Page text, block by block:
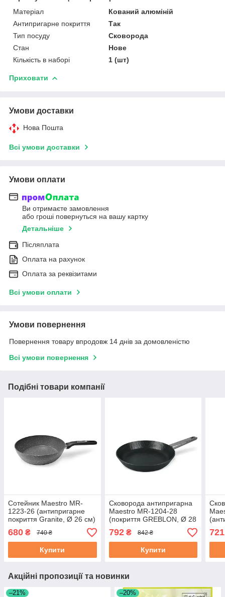
Матеріал
Кований алюміній
Антипригарне покриття
Так
Тип посуду
Сковорода
Стан
Нове
Кількість в наборі
1 (шт)
Приховати
Умови доставки
Нова Пошта
Всі умови доставки
Умови оплати
Ви отримаєте замовлення
або гроші повернуться на вашу картку
Детальніше
Післяплата
Оплата на рахунок
Оплата за реквізитами
Всі умови оплати
Умови повернення
Повернення товару впродовж 14 днів за домовленістю
Всі умови повернення
Подібні товари компанії
Сотейник Maestro MR-
1223-26 (антипригарне
покриття Granite, Ø 26 см)
Маестро, Маестро
680 ₴ 740 ₴
Купити
Сковорода антипригарна
Maestro MR-1204-28
(покриття GREBLON, Ø 28
см) | сковорідка Маестро,
сотейник Маестро
792₴ 842 ₴
Купити
721
Акційні пропозиції та новинки
–21% –20%